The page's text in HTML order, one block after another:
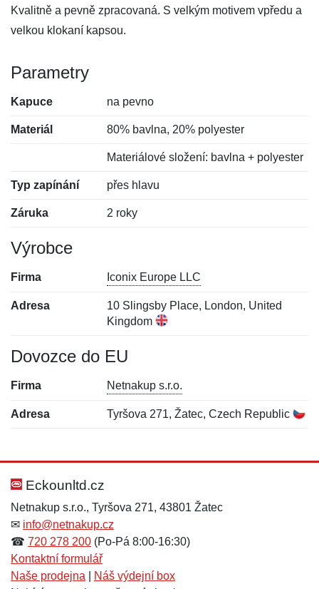
Kvalitně a pevně zpracovaná. S velkým motivem vpředu a
velkou klokaní kapsou.
Parametry
Kapuce na pevno
Materiál 80% bavlna, 20% polyester
Materiálové složení: bavlna + polyester
Typ zapínání přes hlavu
Záruka 2 roky
Výrobce
Firma Iconix Europe LLC
Adresa
10 Slingsby Place, London, United
Kingdom
Dovozce do EU
Firma Netnakup s.r.o.
Adresa Tyršova 271, Žatec, Czech Republic
Hodnocení:
Jméno: *
Jméno:
E-mail:*
Eckounltd.cz
Netnakup s.r.o., Tyršova 271, 43801 Žatec
✉ info@netnakup.cz
☎ 720 278 200 (Po-Pá 8:00-16:30)
Kontaktní formulář
Naše prodejna
Náš výdejní box